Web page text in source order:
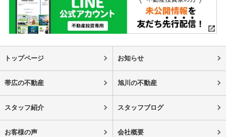
トップページ お知らせ
帯広の不動産 旭川の不動産
スタッフ紹介 スタッフブログ
お客様の声 会社概要